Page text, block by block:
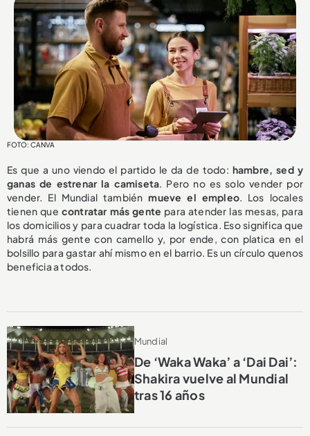
FOTO: CANVA
Es que a uno viendo el partido le da de todo: hambre, sed y
ganas de estrenar la camiseta. Pero no es solo vender por
vender. El Mundial tambiénmueve el empleo. Los locales
tienen que contratar más gente para atender las mesas, para
los domicilios y para cuadrar toda la logística. Eso significa que
habrá más gente con camello y, por ende, con platica en el
bolsillo para gastar ahí mismo en el barrio. Es un círculo quenos
beneficia a todos.
Mundial
De ‘Waka Waka’ a ‘Dai Dai’:
Shakira vuelve al Mundial
tras 16 años